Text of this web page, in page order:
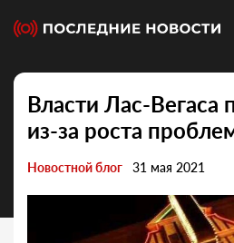
Власти Лас-Вегаса
из-за роста
Новостной блог 31 мая 2021